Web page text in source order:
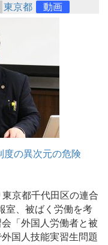
東京都 動画
度の異次元の危険
京都千代田区の連合
室、被ばく労働を考
「外国人労働者と被
国人技能実習生問題